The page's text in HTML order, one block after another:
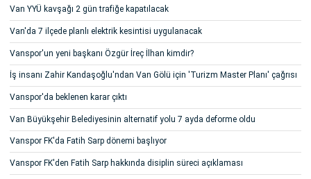
Van YYÜ kavşağı 2 gün trafiğe kapatılacak
Van'da 7 ilçede planlı elektrik kesintisi uygulanacak
Vanspor'un yeni başkanı Özgür İreç İlhan kimdir?
İş insanı Zahir Kandaşoğlu'ndan Van Gölü için 'Turizm Master Planı' çağrısı
Vanspor'da beklenen karar çıktı
Van Büyükşehir Belediyesinin alternatif yolu 7 ayda deforme oldu
Vanspor FK'da Fatih Sarp dönemi başlıyor
Vanspor FK'den Fatih Sarp hakkında disiplin süreci açıklaması